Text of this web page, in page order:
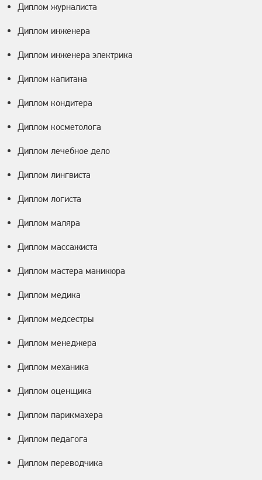
Диплом журналиста
Диплом инженера
Диплом инженера электрика
Диплом капитана
Диплом кондитера
Диплом косметолога
Диплом лечебное дело
Диплом лингвиста
Диплом логиста
Диплом маляра
Диплом массажиста
Диплом мастера маникюра
Диплом медика
Диплом медсестры
Диплом менеджера
Диплом механика
Диплом оценщика
Диплом парикмахера
Диплом педагога
Диплом переводчика